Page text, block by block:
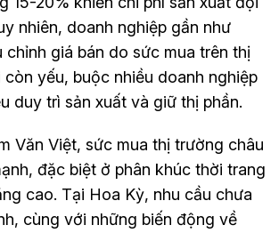
nhiên, doanh nghiệp gần như
chỉnh giá bán do sức mua trên thị
yếu, buộc nhiều doanh nghiệp
duy trì sản xuất và giữ thị phần.
Văn Việt, sức mua thị trường châu
đặc biệt ở phân khúc thời trang
cao. Tại Hoa Kỳ, nhu cầu chưa
cùng với những biến động về